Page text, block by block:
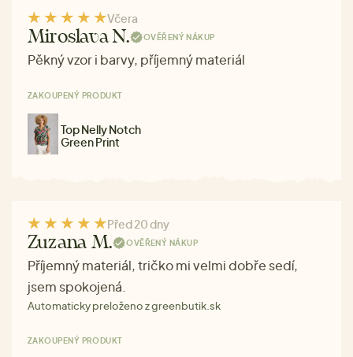
Včera
Miroslava N. OVĚŘENÝ NÁKUP
Pěkný vzor i barvy, příjemný materiál
ZAKOUPENÝ PRODUKT
Top Nelly Notch
Green Print
Před 20 dny
Zuzana M. OVĚŘENÝ NÁKUP
Příjemný materiál, tričko mi velmi dobře sedí,
jsem spokojená.
Automaticky preloženo z greenbutik.sk
ZAKOUPENÝ PRODUKT